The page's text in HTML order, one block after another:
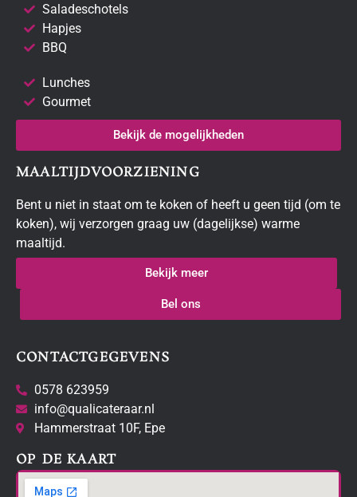
Saladeschotels
Hapjes
BBQ
Lunches
Gourmet
Bekijk de mogelijkheden
MAALTIJDVOORZIENING
Bent u niet in staat om te koken of heeft u geen tijd (om te
koken), wij verzorgen graag uw (dagelijkse) warme
maaltijd.
Bekijk meer
Bel ons
CONTACTGEGEVENS
0578 623959
info@qualicateraar.nl
Hammerstraat 10F, Epe
OP DE KAART